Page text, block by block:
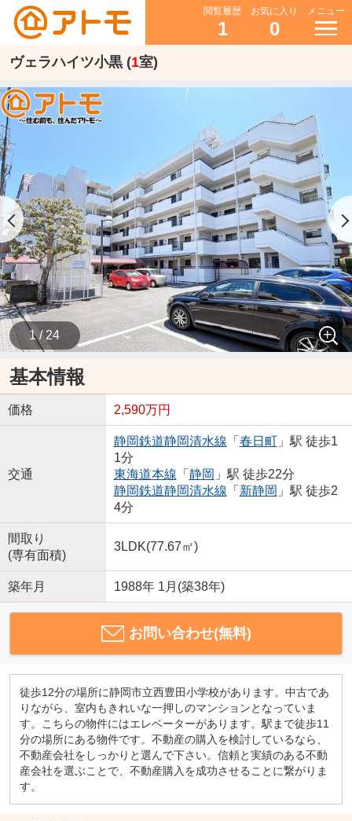
閲覧履歴
1
お気に入り
0
メニュー
ヴェラハイツ小黒 (1室)
1 / 24
基本情報
価格 2,590万円
交通
静岡鉄道静岡清水線 「 春日町」駅 徒歩1
1分
東海道本線 「 静岡 」駅 徒歩22分
静岡鉄道静岡清水線 「 新静岡 」駅 徒歩2
4分
間取り
(専有面積)
3LDK(77.67㎡)
築年月 1988年 1月(築38年)
お問い合わせ(無料)
徒歩12分の場所に静岡市立西豊田小学校があります。中古であ
りながら、室内もきれいな一押しのマンションとなっていま
す。こちらの物件にはエレベーターがあります。駅まで徒歩11
分の場所にある物件です。不動産の購入を検討しているなら、
不動産会社をしっかりと選んで下さい。信頼と実績のある不動
産会社を選ぶことで、不動産購入を成功させることに繋がりま
す。